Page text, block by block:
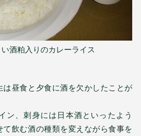
酒粕入りのカレーライス
昼食と夕食に酒を欠かしたことが
ン、刺身には日本酒といったよう
て飲む酒の種類を変えながら食事を